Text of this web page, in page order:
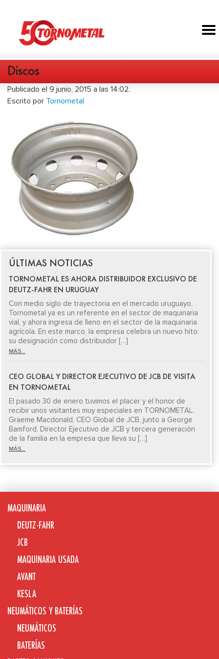
Discos
Publicado el 9 junio, 2015 a las 14:02.
Escrito por Tornometal
ÚLTIMAS NOTICIAS
TORNOMETAL ES AHORA DISTRIBUIDOR EXCLUSIVO DE
DEUTZ-FAHR EN URUGUAY
Con medio siglo de trayectoria en el mercado uruguayo,
Tornometal ya es un referente en el sector de maquinaria
vial, y ahora ingresa de lleno en el sector de la maquinaria
agrícola. En este marco, la empresa celebra un nuevo hito:
su designación como distribuidor […]
MÁS...
CEO GLOBAL Y DIRECTOR EJECUTIVO DE JCB DE VISITA
EN TORNOMETAL
El pasado 30 de enero tuvimos el placer y el honor de
recibir unos visitantes muy especiales en TORNOMETAL.
Graeme Macdonald, CEO Global de JCB, junto a George
Bamford, Director Ejecutivo de JCB y tercera generación
de la familia en la empresa que lleva su […]
MÁS...
MAQUINARIA
DEUTZ-FAHR
JCB
MAQUINARIA USADA
AVANT
KESLA
NEUMÁTICOS Y BATERÍAS
NEUMÁTICOS
BATERÍAS